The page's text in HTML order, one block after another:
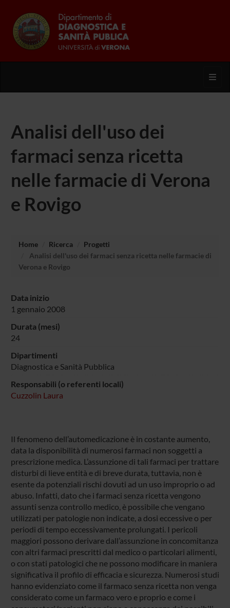
Analisi dell'uso dei
farmaci senza ricetta
nelle farmacie di Verona
e Rovigo
Home Ricerca
Progetti
Analisi dell'uso dei farmaci senza ricetta nelle farmacie di
Verona e Rovigo
Data inizio
1 gennaio 2008
Durata (mesi)
24
Dipartimenti
Diagnostica e Sanità Pubblica
Responsabili (o referenti locali)
Cuzzolin Laura
Il fenomeno dell’automedicazione è in costante aumento,
data la disponibilità di numerosi farmaci non soggetti a
prescrizione medica. L’assunzione di tali farmaci per trattare
disturbi di lieve entità e di breve durata, tuttavia, non è
esente da potenziali rischi dovuti ad un uso improprio o ad
abuso. Infatti, dato che i farmaci senza ricetta vengono
assunti senza controllo medico, è possibile che vengano
utilizzati per patologie non indicate, a dosi eccessive o per
periodi di tempo eccessivamente prolungati. I pericoli
maggiori possono derivare dall’assunzione in concomitanza
con altri farmaci prescritti dal medico o particolari alimenti,
o con stati patologici che ne possono modificare in maniera
significativa il profilo di efficacia e sicurezza. Numerosi studi
hanno evidenziato come il farmaco senza ricetta non venga
considerato come un farmaco vero e proprio e come i